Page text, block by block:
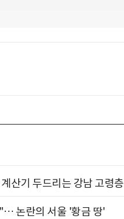
산기 두드리는 강남 고령층
논란의 서울 '황금 땅'